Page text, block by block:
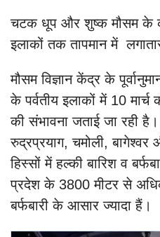
चटक धूप और शुष्क मौसम के
इलाकों तक तापमान में
मौसम विज्ञान केंद्र के
के पर्वतीय इलाकों में 10 मार्च
की संभावना जताई जा रही है।
रुद्रप्रयाग, चमोली,
हिस्सों में हल्की बारिश व
प्रदेश के 3800 मीटर से
बर्फबारी के आसार ज्यादा हैं।